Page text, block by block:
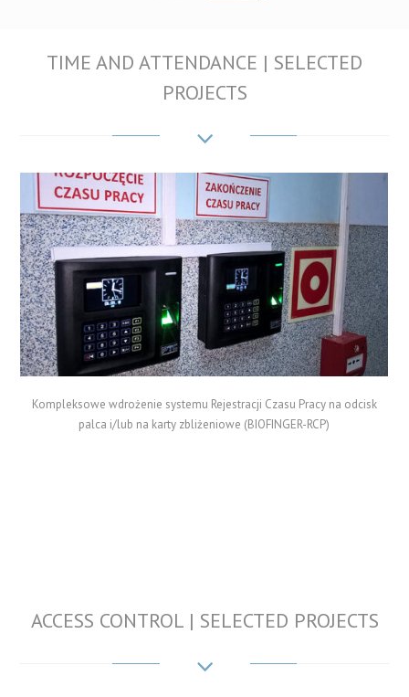
TIME AND ATTENDANCE | SELECTED
PROJECTS
Kompleksowe wdrożenie systemu Rejestracji Czasu Pracy na odcisk
palca i/lub na karty zbliżeniowe (BIOFINGER-RCP)
ACCESS CONTROL | SELECTED PROJECTS